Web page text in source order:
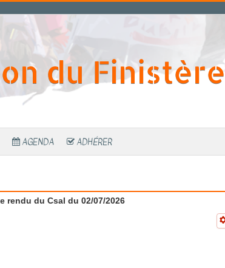
du Finistère
AGENDA ADHÉRER
rendu du Csal du 02/07/2026